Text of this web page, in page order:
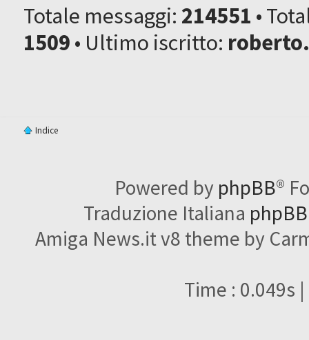
Totale messaggi: 214551 •
1509• Ultimo iscritto:
Indice
Powered by phpBB®
Traduzione Italiana
Amiga News.it v8 theme by
Time : 0.049s